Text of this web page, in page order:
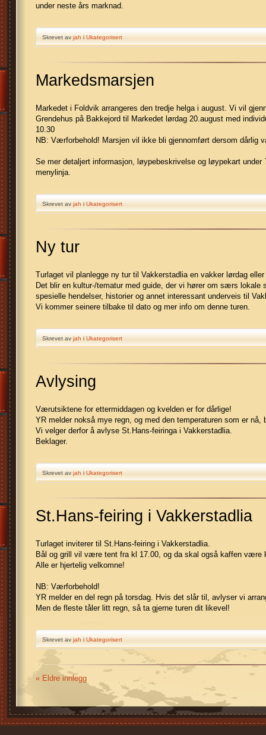
under neste års marknad.
Skrevet avjahiUkategorisert
Markedsmarsjen
Markedet i Foldvik arrangeres den tredje helga i august. Vi vil
Grendehus på Bakkejord til Markedet lørdag 20.august med
10.30
NB: Værforbehold! Marsjen vil ikke bli gjennomført dersom dårlig
Se mer detaljert informasjon, løypebeskrivelse og løypekart under
menylinja.
Skrevet avjahiUkategorisert
Ny tur
Turlaget vil planlegge ny tur til Vakkerstadlia en vakker lørdag
Det blir en kultur-/tematur med guide, der vi hører om særs lokale
spesielle hendelser, historier og annet interessant underveis til
Vi kommer seinere tilbake til dato og mer info om denne turen.
Skrevet avjahiUkategorisert
Avlysing
Værutsiktene for ettermiddagen og kvelden er for dårlige!
YR melder nokså mye regn, og med den temperaturen som er
Vi velger derfor å avlyse St.Hans-feiringa i Vakkerstadlia.
Beklager.
Skrevet avjahiUkategorisert
St.Hans-feiring i Vakkerstadlia
Turlaget inviterer til St.Hans-feiring i Vakkerstadlia.
Bål og grill vil være tent fra kl 17.00, og da skal også kaffen være
Alle er hjertelig velkomne!
NB: Værforbehold!
YR melder en del regn på torsdag. Hvis det slår til, avlyser vi
Men de fleste tåler litt regn, så ta gjerne turen dit likevel!
Skrevet avjahiUkategorisert
« Eldre innlegg